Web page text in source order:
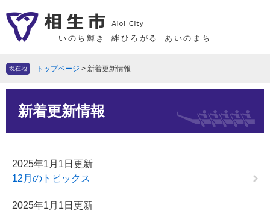
ー
先
ニ
を
いのち輝き 絆ひろがる あいのまち
現在地 トップページ > 新着更新情報
新着更新情報
2025年1月1日更新
12月のトピックス
2025年1月1日更新